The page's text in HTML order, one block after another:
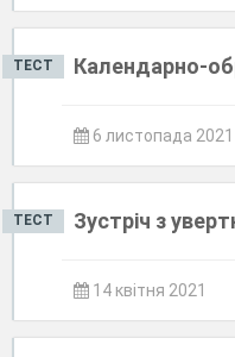
ТЕСТ Календарно-
6 листопада 2021
ТЕСТ Зустріч з
14 квітня 2021